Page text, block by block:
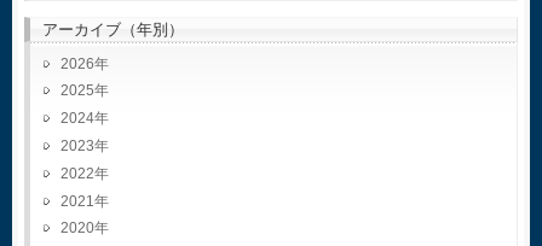
アーカイブ（年別）
2026
2025
2024
2023
2022
2021
2020